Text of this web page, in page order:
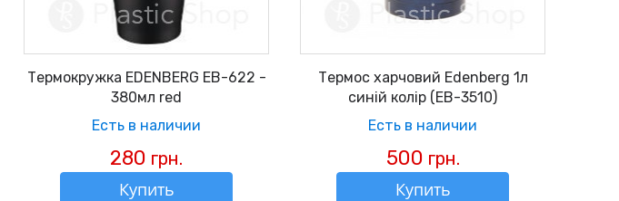
Термокружка EDENBERG EB-622 -
380мл red
Есть в наличии
280 грн.
Купить
Термос харчовий Edenberg 1л
синій колір (EB-3510)
Есть в наличии
500 грн.
Купить